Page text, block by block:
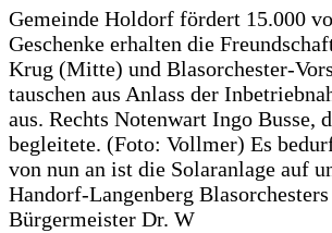
Gemeinde Holdorf fördert 15.000
Geschenke erhalten die
Krug (Mitte) und Blasorchester-
tauschen aus Anlass der
aus. Rechts Notenwart Ingo Busse,
begleitete. (Foto: Vollmer) Es
von nun an ist die Solaranlage auf
Handorf-Langenberg
Bürgermeister Dr. W